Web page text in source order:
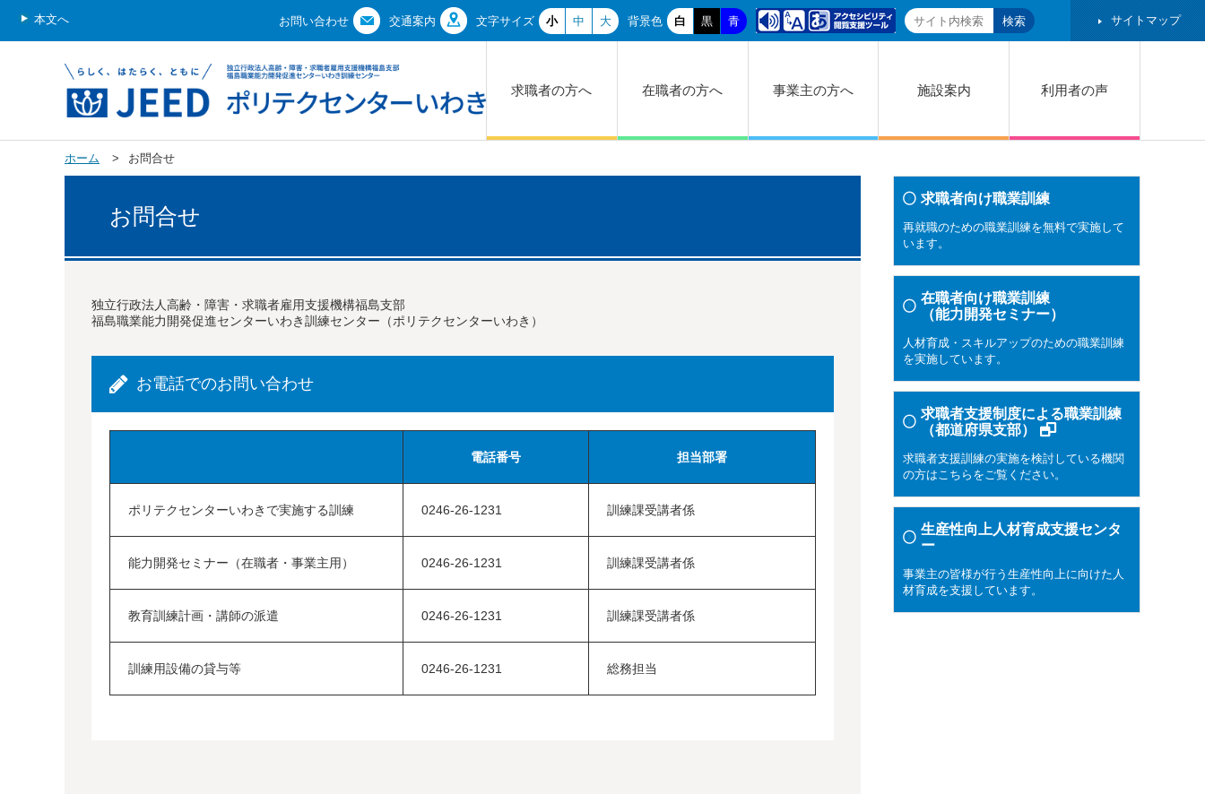
本文へ お問い合わせ 交通案内 文字サイズ 小 中 大 背景色 白 黒 青 サイトマップ
求職者の方へ 在職者の方へ 事業主の方へ 施設案内 利用者の声
ホーム お問合せ
お問合せ
独立行政法人高齢・障害・求職者雇用支援機構福島支部
福島職業能力開発促進センターいわき訓練センター（ポリテクセンターいわき）
お電話でのお問い合わせ
電話番号 担当部署
ポリテクセンターいわきで実施する訓練 0246-26-1231 訓練課受講者係
能力開発セミナー（在職者・事業主用） 0246-26-1231 訓練課受講者係
教育訓練計画・講師の派遣 0246-26-1231 訓練課受講者係
訓練用設備の貸与等 0246-26-1231 総務担当
求職者向け職業訓練
再就職のための職業訓練を無料で実施して
います。
在職者向け職業訓練
（能力開発セミナー）
人材育成・スキルアップのための職業訓練
を実施しています。
求職者支援制度による職業訓練
（都道府県支部）
求職者支援訓練の実施を検討している機関
の方はこちらをご覧ください。
生産性向上人材育成支援センタ
ー
事業主の皆様が行う生産性向上に向けた人
材育成を支援しています。